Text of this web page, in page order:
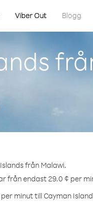
Viber Out Blogg
från Malawi.
från endast 29.0 ¢ per
minut till Cayman